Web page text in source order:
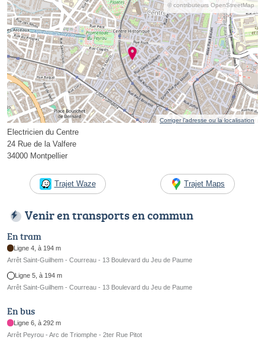
© contributeurs OpenStreetMap
Corriger l’adresse ou la localisation
Electricien du Centre
24 Rue de la Valfere
34000 Montpellier
Trajet Waze Trajet Maps
Venir en transports en commun
En tram
Ligne 4, à 194 m
Arrêt Saint-Guilhem - Courreau - 13 Boulevard du Jeu de Paume
Ligne 5, à 194 m
Arrêt Saint-Guilhem - Courreau - 13 Boulevard du Jeu de Paume
En bus
Ligne 6, à 292 m
Arrêt Peyrou - Arc de Triomphe - 2ter Rue Pitot